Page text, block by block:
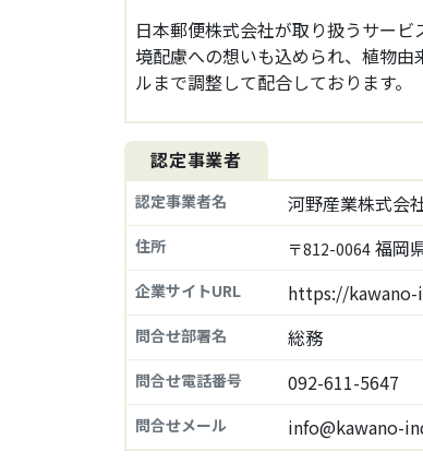
日本郵便株式会社が取り扱うサー
境配慮への想いも込められ、植物
ルまで調整して配合しております。
認定事業者
認定事業者名 河野産業株式会
住所 〒812-0064 福岡
企業サイトURL https://
問合せ部署名 総務
問合せ電話番号 092-611-5647
問合せメール info@kawano-